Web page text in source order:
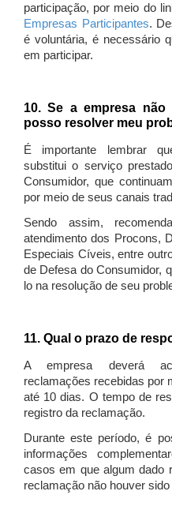
participação, por meio do
Empresas Participantes.
é voluntária, é necessário
em participar.
10. Se a empresa não
posso resolver meu
É importante lembrar
substitui o serviço
Consumidor, que
por meio de seus canais
Sendo assim,
atendimento dos Procons,
Especiais Cíveis, entre
de Defesa do Consumidor,
lo na resolução de seu
11. Qual o prazo de
A empresa deverá
reclamações recebidas por
até 10 dias. O tempo de
registro da reclamação.
Durante este período, é
informações
casos em que algum dado
reclamação não houver sido